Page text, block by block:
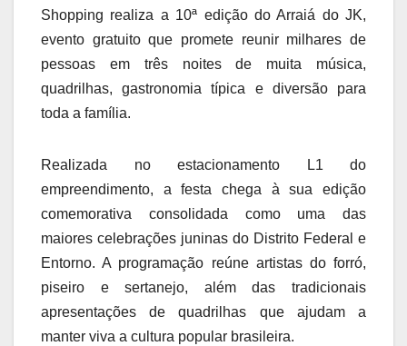
Shopping realiza a 10ª edição do Arraiá do JK,
evento gratuito que promete reunir milhares de
pessoas em três noites de muita música,
quadrilhas, gastronomia típica e diversão para
toda a família.
Realizada no estacionamento L1 do
empreendimento, a festa chega à sua edição
comemorativa consolidada como uma das
maiores celebrações juninas do Distrito Federal e
Entorno. A programação reúne artistas do forró,
piseiro e sertanejo, além das tradicionais
apresentações de quadrilhas que ajudam a
manter viva a cultura popular brasileira.